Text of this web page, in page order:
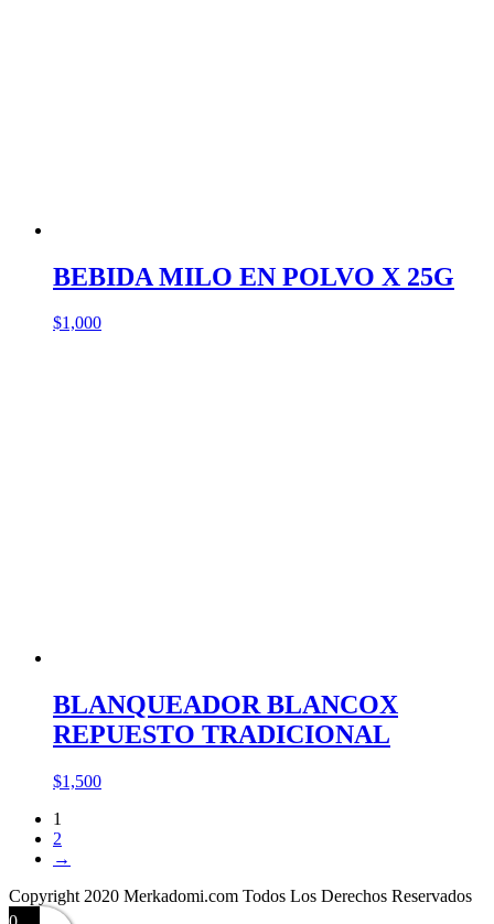
BEBIDA MILO EN POLVO X 25G
$1,000
BLANQUEADOR BLANCOX
REPUESTO TRADICIONAL
$1,500
1
2
→
Copyright 2020 Merkadomi.com Todos Los Derechos Reservados